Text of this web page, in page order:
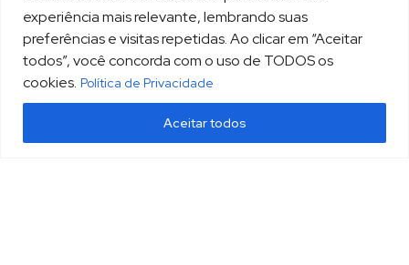
experiência mais relevante, lembrando suas
preferências e visitas repetidas. Ao clicar em “Aceitar
todos”, você concorda com o uso de TODOS os
cookies. Política de Privacidade
Aceitar todos